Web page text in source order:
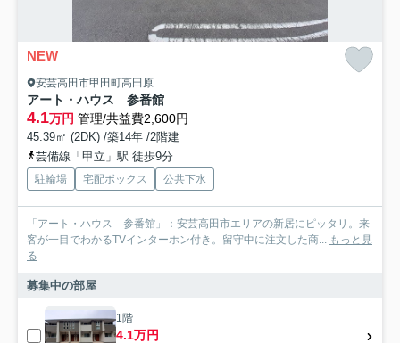
NEW
安芸高田市甲田町高田原
アート・ハウス 参番館
4.1万円 管理/共益費2,600円
45.39㎡ (2DK) /築14年 /2階建
芸備線「甲立」駅 徒歩9分
駐輪場 宅配ボックス 公共下水
「アート・ハウス 参番館」：安芸高田市エリアの新居にピッタリ。来
客が一目でわかるTVインターホン付き。留守中に注文した商... もっと見
る
募集中の部屋
1階
4.1万円